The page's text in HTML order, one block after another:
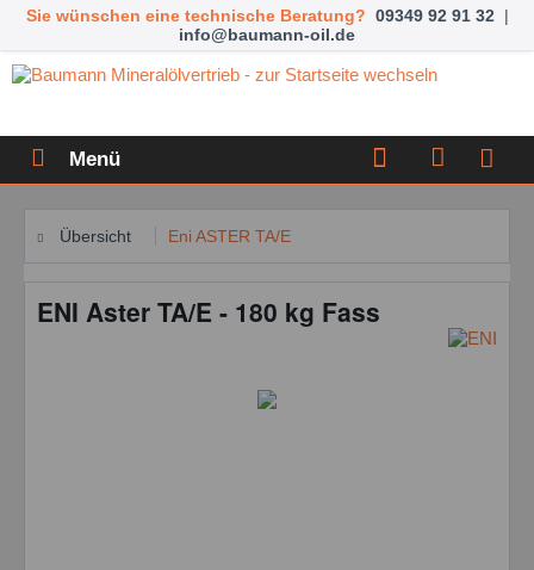
Sie wünschen eine technische Beratung? 09349 92 91 32 |
info@baumann-oil.de
Menü
Übersicht Eni ASTER TA/E
ENI Aster TA/E - 180 kg Fass